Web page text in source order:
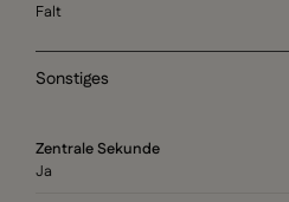
Falt
Sonstiges
Zentrale Sekunde
Ja